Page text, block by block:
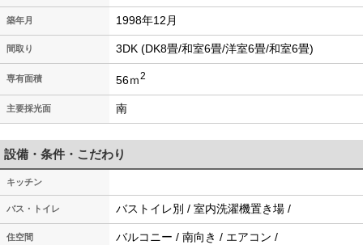
築年月 1998年12月
間取り 3DK (DK8畳/和室6畳/洋室6畳/和室6畳)
専有面積 56ｍ2
主要採光面 南
設備・条件・こだわり
キッチン
バス・トイレ バストイレ別 / 室内洗濯機置き場 /
住空間 バルコニー / 南向き / エアコン /